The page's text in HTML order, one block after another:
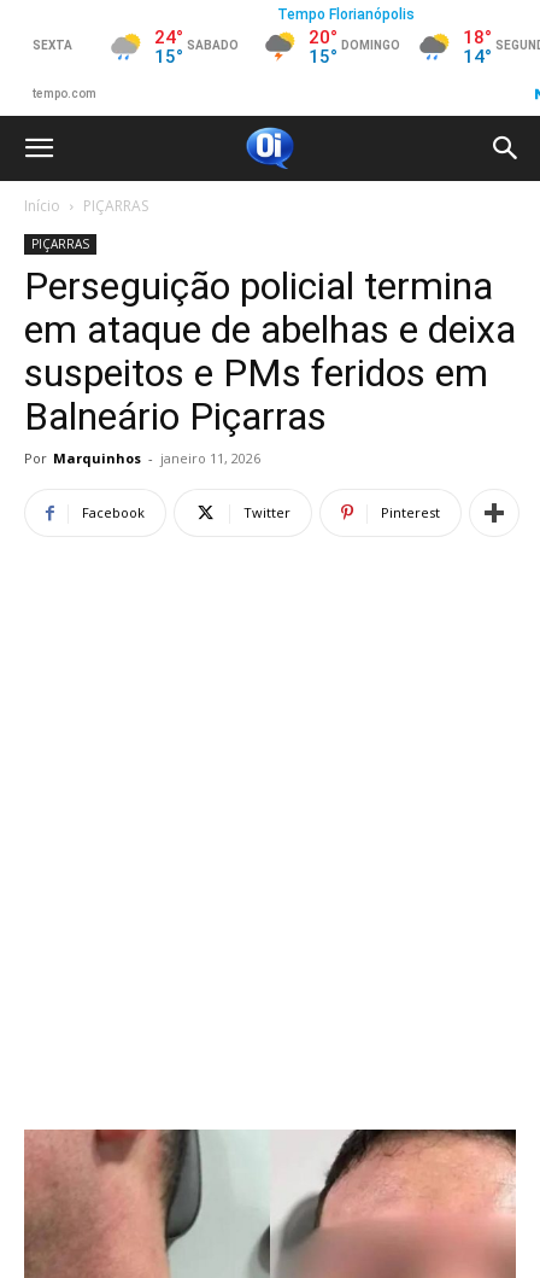
Início PIÇARRAS
PIÇARRAS
Perseguição policial termina
em ataque de abelhas e deixa
suspeitos e PMs feridos em
Balneário Piçarras
Por Marquinhos - janeiro 11, 2026
Facebook Twitter Pinterest